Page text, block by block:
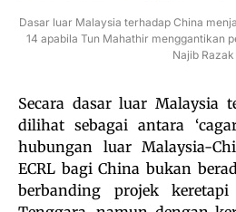
Dasar luar Malaysia terhadap China
14 apabila Tun Mahathir menggantikan
Najib Razak
Secara dasar luar Malaysia
dilihat sebagai antara
hubungan luar Malaysia-
ECRL bagi China bukan
berbanding projek